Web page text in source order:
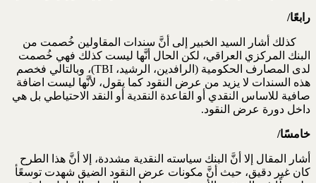
رابعًا/
كذلك أشار السيد الخبير إلى أنَّ سندات المقاولين خُصمت من
البنك المركزي العراقي، لكن الحال أنَّها ليست كذلك فهي خُصمت
لدى المصارف الحكومية (الرافدين، الرشيد، TBI)، وبالتالي فخصم
هذه السندات لا يزيد من عرض النقود كما يقول، لأنَّها ليست اضافة
صافية للاساس النقدي أو القاعدة النقدية أو النقد الاحتياطي بل هي
داخل دورة عرض النقود.
خامسًا/
أشار المقال إلا أنَّ البنك سياسته النقدية مشددة، إلا أنَّ هذا الطرح
كان غير دقيق، حيث أنَّ مكونات عرض النقود الضيق شهدت توسعًأ